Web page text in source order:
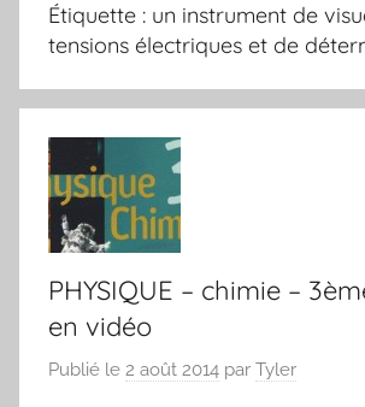
Étiquette : un instrument de
tensions électriques et de
PHYSIQUE – chimie –
en vidéo
Publié le 2 août 2014 par Tyler